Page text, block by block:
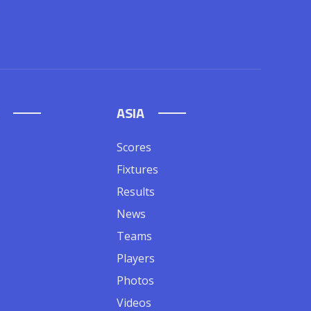
ASIA
Scores
Fixtures
Results
News
Teams
Players
Photos
Videos